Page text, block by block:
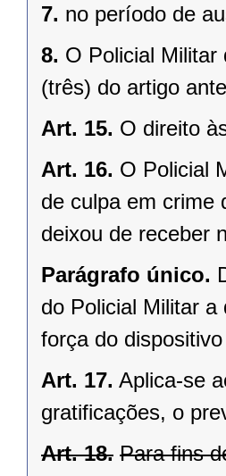
7. no período de
8. O Policial Militar
(três) do artigo
Art. 15. O direito
Art. 16. O Policial
de culpa em crime
deixou de receber
Parágrafo único.
do Policial Militar
força do
Art. 17. Aplica-se
gratificações, o
Art. 18. Para fins